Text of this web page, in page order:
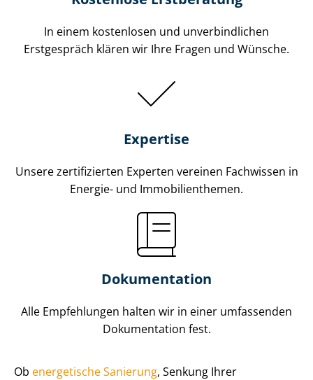
In einem kostenlosen und unverbindlichen
Erstgespräch klären wir Ihre Fragen und Wünsche.
Expertise
Unsere zertifizierten Experten vereinen Fachwissen in
Energie- und Im­mo­bi­li­en­the­men.
Dokumentation
Alle Empfehlungen halten wir in einer umfassenden
Dokumentation fest.
Ob energetische Sanierung, Senkung Ihrer